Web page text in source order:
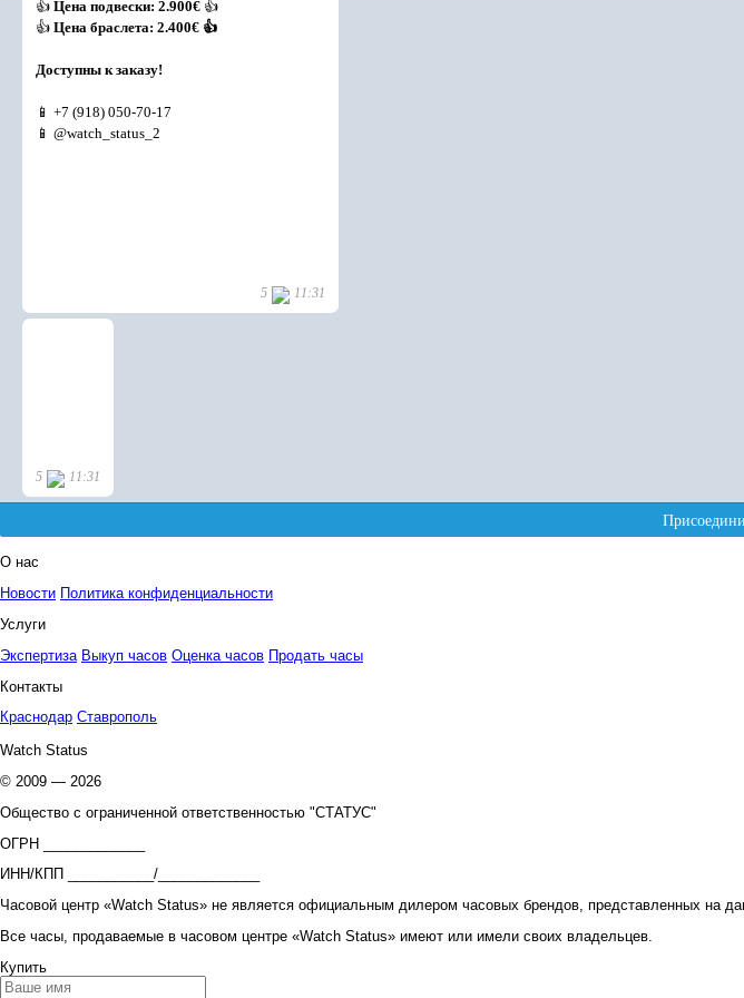
О нас
Новости Политика конфиденциальности
Услуги
Экспертиза Выкуп часов Оценка часов Продать часы
Контакты
Краснодар Ставрополь
Watch Status
© 2009 — 2026
Общество с ограниченной ответственностью "СТАТУС"
ОГРН _____________
ИНН/КПП ___________/_____________
Часовой центр «Watch Status» не является официальным дилером часовых брендов, представленных на
Все часы, продаваемые в часовом центре «Watch Status» имеют или имели своих владельцев.
Купить